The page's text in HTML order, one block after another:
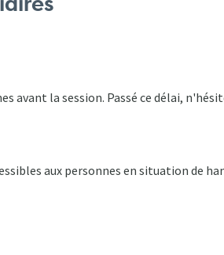
avant la session. Passé ce délai,
aux personnes en situation de